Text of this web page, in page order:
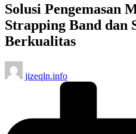
Solusi Pengemasan
Strapping Band dan
Berkualitas
Posted
by
jizeqln.info